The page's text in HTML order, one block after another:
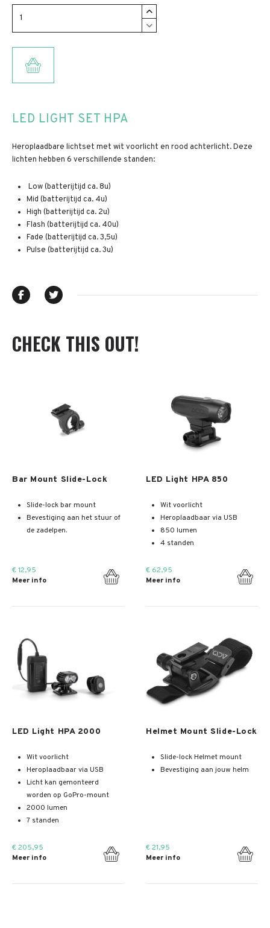
LED LIGHT SET HPA
Heroplaadbare lichtset met wit voorlicht en rood achterlicht. Deze
lichten hebben 6 verschillende standen:
Low (batterijtijd ca. 8u)
Mid (batterijtijd ca. 4u)
High (batterijtijd ca. 2u)
Flash (batterijtijd ca. 40u)
Fade (batterijtijd ca. 3,5u)
Pulse (batterijtijd ca. 3u)
CHECK THIS OUT!
Bar Mount Slide-Lock
Slide-lock bar mount
Bevestiging aan het stuur of
de zadelpen.
€ 12,95
Meer info
LED Light HPA 850
Wit voorlicht
Heroplaadbaar via USB
850 lumen
4 standen
€ 62,95
Meer info
LED Light HPA 2000
Wit voorlicht
Heroplaadbaar via USB
Licht kan gemonteerd
worden op GoPro-mount
2000 lumen
7 standen
€ 205,95
Meer info
Helmet Mount Slide-Lock
Slide-lock Helmet mount
Bevestiging aan jouw helm
€ 21,95
Meer info